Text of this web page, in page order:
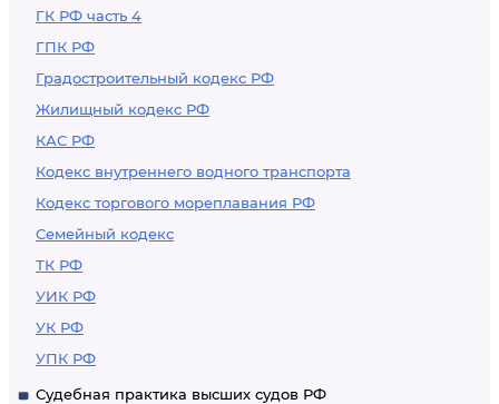
ГК РФ часть 4
ГПК РФ
Градостроительный кодекс РФ
Жилищный кодекс РФ
КАС РФ
Кодекс внутреннего водного транспорта
Кодекс торгового мореплавания РФ
Семейный кодекс
ТК РФ
УИК РФ
УК РФ
УПК РФ
Судебная практика высших судов РФ